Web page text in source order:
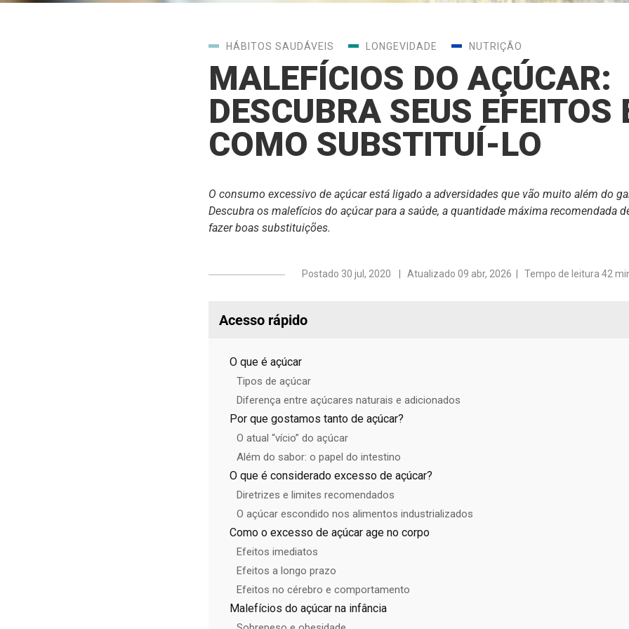
HÁBITOS SAUDÁVEIS LONGEVIDADE NUTRIÇÃO
MALEFÍCIOS DO AÇÚCAR:
DESCUBRA SEUS EFEITOS
COMO SUBSTITUÍ-LO
O consumo excessivo de açúcar está ligado a adversidades que vão muito além do
Descubra os malefícios do açúcar para a saúde, a quantidade máxima recomendada
fazer boas substituições.
Postado 30 jul, 2020 | Atualizado 09 abr, 2026 | Tempo de leitura 42
Acesso rápido
O que é açúcar
Tipos de açúcar
Diferença entre açúcares naturais e adicionados
Por que gostamos tanto de açúcar?
O atual “vício” do açúcar
Além do sabor: o papel do intestino
O que é considerado excesso de açúcar?
Diretrizes e limites recomendados
O açúcar escondido nos alimentos industrializados
Como o excesso de açúcar age no corpo
Efeitos imediatos
Efeitos a longo prazo
Efeitos no cérebro e comportamento
Malefícios do açúcar na infância